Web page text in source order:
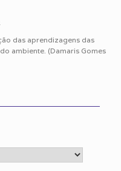
das aprendizagens das
ambiente. (Damaris Gomes